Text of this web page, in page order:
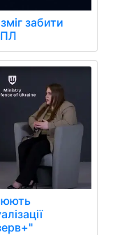
забити